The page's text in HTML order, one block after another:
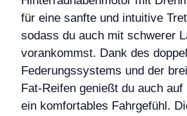
für eine sanfte und intuitive
sodass du auch mit schwerer
vorankommst. Dank des
Federungssystems und der
Fat-Reifen genießt du auch auf
ein komfortables Fahrgefühl.